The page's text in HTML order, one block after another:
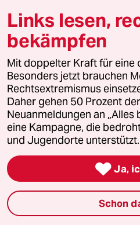
D Demokrat
13.04.2010,
Das war wohl ein
Vorbild Stalins!
C claudia
12.04.2010,19:39 Uhr
>>"Die tiefere
liegt an einem
erfasst hatte, nicht
missbraucht und
Links lesen,
bekämpfen
Mit doppelter Kraft für eine
Besonders jetzt brauchen
Rechtsextremismus
Daher gehen 50 Prozent
Neuanmeldungen an „Alles
eine Kampagne, die
und Jugendorte
 Ja,
Schon